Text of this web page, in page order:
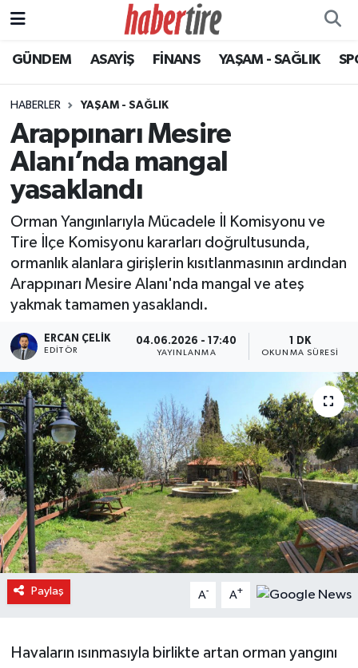
GÜNDEM ASAYİŞ FİNANS YAŞAM - SAĞLIK
HABERLER YAŞAM - SAĞLIK
Arappınarı Mesire
Alanı’nda mangal
yasaklandı
Orman Yangınlarıyla Mücadele İl Komisyonu ve
Tire İlçe Komisyonu kararları doğrultusunda,
ormanlık alanlara girişlerin kısıtlanmasının ardından
Arappınarı Mesire Alanı'nda mangal ve ateş
yakmak tamamen yasaklandı.
ERCAN ÇELIK
EDITÖR
04.06.2026 - 17:40
YAYINLANMA
1 DK
OKUNMA SÜRESI
Paylaş A- A+
Havaların ısınmasıyla birlikte artan orman yangını
Tire Nöbetçi Eczaneler
Tire Hava Durumu
Tire Trafik Yoğunluk Haritası
Süper Lig Puan Durumu ve Fikstür
Tüm Manşetler
Son Dakika Haberleri
Haber Arşivi